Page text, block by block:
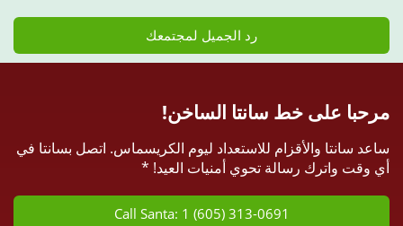
رد الجميل لمجتمعك
مرحبا على خط سانتا الساخن!
ساعد سانتا والأقزام للاستعداد ليوم الكريسماس. اتصل بسانتا في
أي وقت واترك رسالة تحوي أمنيات العيد! *
Call Santa: 1 (605) 313-0691